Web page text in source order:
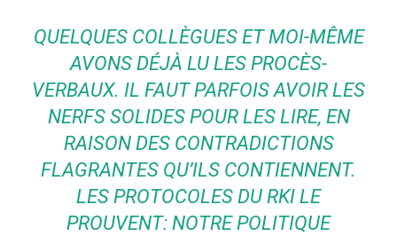
QUELQUES COLLÈGUES ET MOI-MÊME
AVONS DÉJÀ LU LES PROCÈS-
VERBAUX. IL FAUT PARFOIS AVOIR LES
NERFS SOLIDES POUR LES LIRE, EN
RAISON DES CONTRADICTIONS
FLAGRANTES QU’ILS CONTIENNENT.
LES PROTOCOLES DU RKI LE
PROUVENT: NOTRE POLITIQUE